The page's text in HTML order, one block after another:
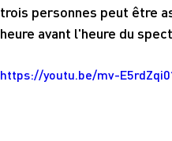
trois personnes peut être
heure avant l'heure du
https://youtu.be/mv-